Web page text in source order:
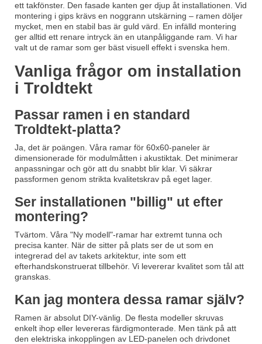
ett takfönster. Den fasade kanten ger djup åt installationen. Vid
montering i gips krävs en noggrann utskärning – ramen döljer
mycket, men en stabil bas är guld värd. En infälld montering
ger alltid ett renare intryck än en utanpåliggande ram. Vi har
valt ut de ramar som ger bäst visuell effekt i svenska hem.
Vanliga frågor om installation
i Troldtekt
Passar ramen i en standard
Troldtekt-platta?
Ja, det är poängen. Våra ramar för 60x60-paneler är
dimensionerade för modulmåtten i akustiktak. Det minimerar
anpassningar och gör att du snabbt blir klar. Vi säkrar
passformen genom strikta kvalitetskrav på eget lager.
Ser installationen "billig" ut efter
montering?
Tvärtom. Våra "Ny modell"-ramar har extremt tunna och
precisa kanter. När de sitter på plats ser de ut som en
integrerad del av takets arkitektur, inte som ett
efterhandskonstruerat tillbehör. Vi levererar kvalitet som tål att
granskas.
Kan jag montera dessa ramar själv?
Ramen är absolut DIY-vänlig. De flesta modeller skruvas
enkelt ihop eller levereras färdigmonterade. Men tänk på att
den elektriska inkopplingen av LED-panelen och drivdonet